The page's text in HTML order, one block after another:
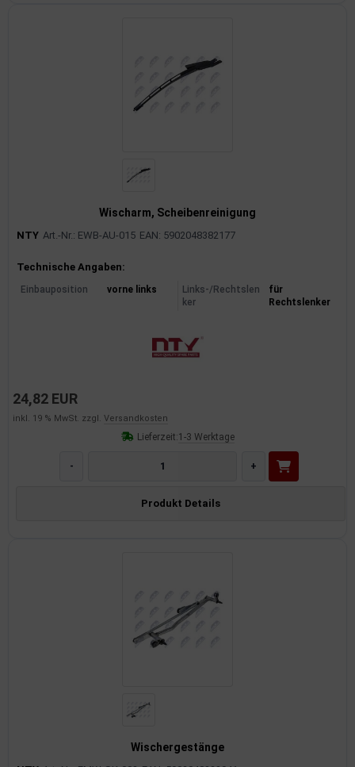
Wischarm, Scheibenreinigung
NTY Art.-Nr.: EWB-AU-015 EAN: 5902048382177
Produktinformationen
Technische Angaben:
Einbauposition vorne links
Links-/Rechtslen
ker
für
Rechtslenker
24,82 EUR
inkl. 19 % MwSt. zzgl. Versandkosten
Lieferzeit:1-3 Werktage
- +
Produkt Details
Wischergestänge